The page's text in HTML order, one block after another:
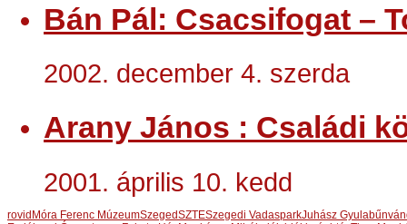
Bán Pál: Csacsifogat –
2002. december 4. szerda
Arany János : Családi
2001. április 10. kedd
rovidMóra Ferenc MúzeumSzegedSZTESzegedi VadasparkJuhász Gyula